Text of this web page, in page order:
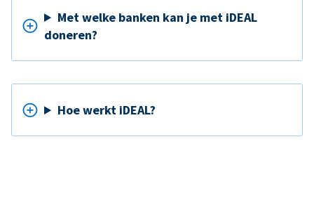
Met welke banken kan je met iDEAL
doneren?
Hoe werkt iDEAL?